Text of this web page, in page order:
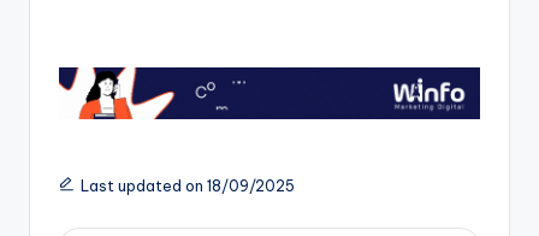
Last updated on 18/09/2025